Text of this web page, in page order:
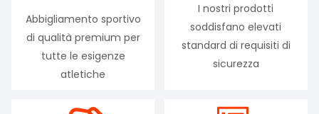
Abbigliamento sportivo
di qualità premium per
tutte le esigenze
atletiche
I nostri prodotti
soddisfano elevati
standard di requisiti di
sicurezza